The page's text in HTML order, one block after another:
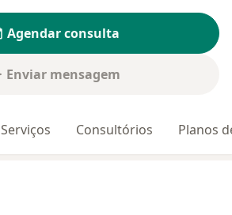
Agendar consulta
Enviar mensagem
Serviços Consultórios Planos